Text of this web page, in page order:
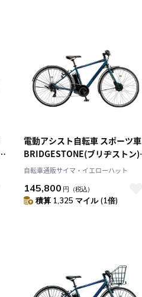
電動アシスト自転車 スポーツ車
BRIDGESTONE(ブリヂストン)
TB1e P.Xマジックブルー 27イン
自転車通販サイマ・イエローハット
145,800 円 （税込）
積算 1,325 マイル (1倍)